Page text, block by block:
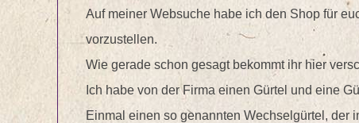
Auf meiner Websuche habe ich den Shop für
vorzustellen.
Wie gerade schon gesagt bekommt ihr hier
Ich habe von der Firma einen Gürtel und eine
Einmal einen so genannten Wechselgürtel, der